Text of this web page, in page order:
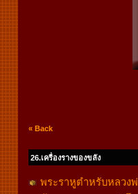
« Back
26.เครื่องรางของขลัง
พระราหูตำหรับหลวง